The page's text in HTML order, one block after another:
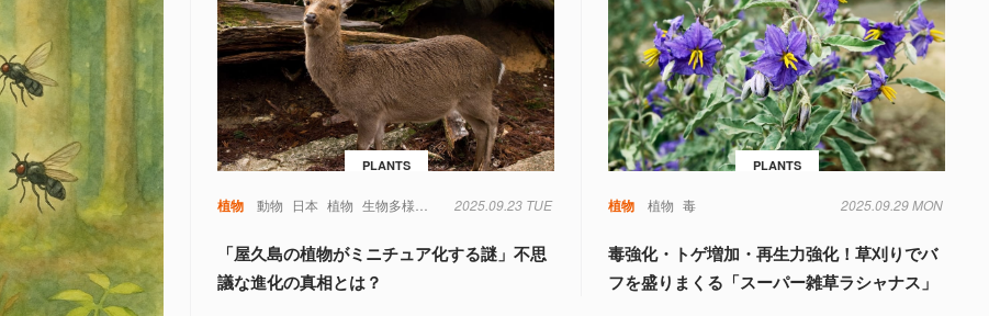
PLANTS
植物 動物 日本 植物 生物多様性 進化論
2025.09.23 TUE
「屋久島の植物がミニチュア化する謎」不思
議な進化の真相とは？
PLANTS
植物 植物 毒 2025.09.29 MON
毒強化・トゲ増加・再生力強化！草刈りでバ
フを盛りまくる「スーパー雑草ラシャナス」